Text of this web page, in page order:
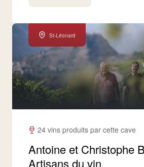
St-Léonard
24 vins produits par cette cave
Antoine et Christophe
Artisans du vin